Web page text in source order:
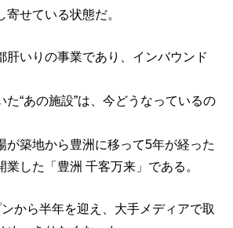
せている状態だ。
いりの事業であり、インバウンド
た“あの施設”は、今どうなっているの
が築地から豊洲に移って5年が経った
した「豊洲 千客万来」である。
から半年を迎え、大手メディアで取